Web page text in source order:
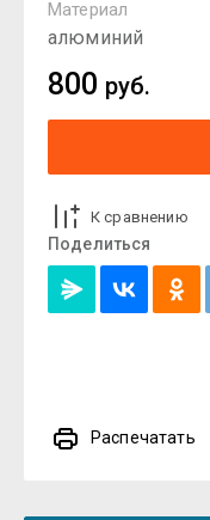
Материал
алюминий
800 руб.
К сравнению
Поделиться
Распечатать